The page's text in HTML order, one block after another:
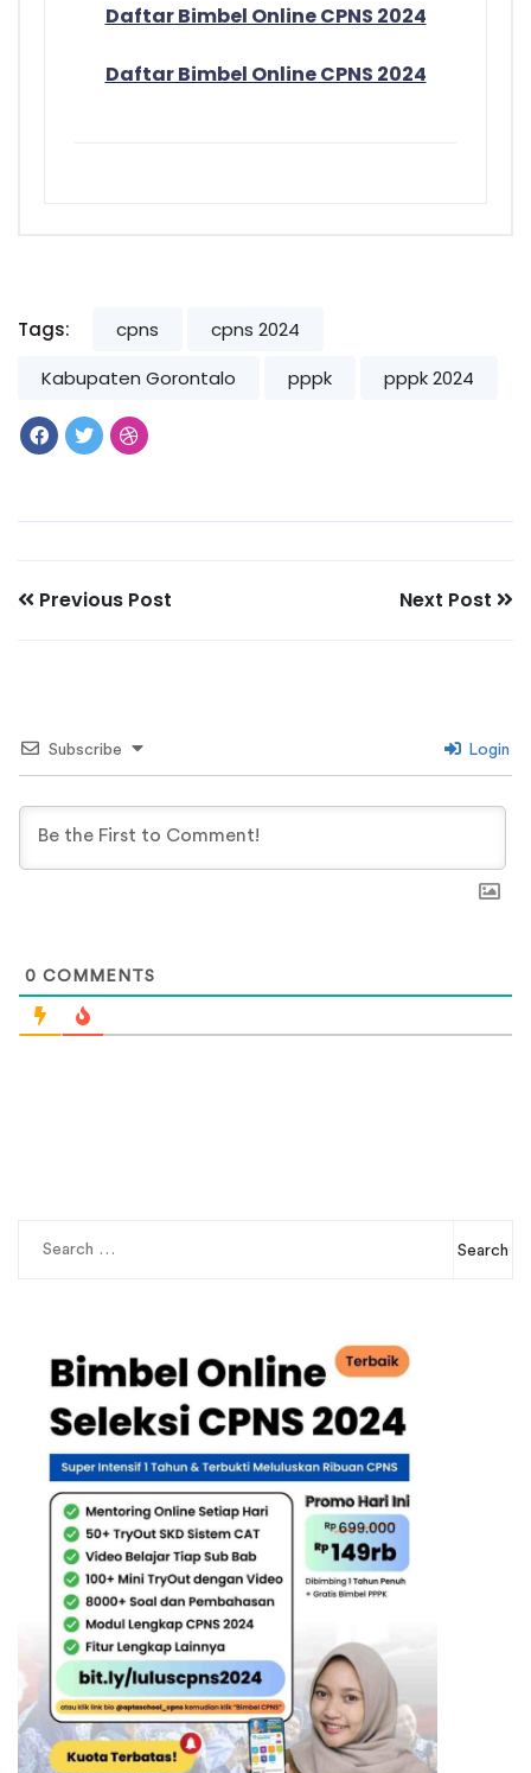
Daftar Bimbel Online CPNS 2024
Daftar Bimbel Online CPNS 2024
Tags: cpns
cpns 2024
Kabupaten Gorontalo
pppk pppk 2024
Previous Post Next Post
Subscribe Login
0 COMMENTS
Search